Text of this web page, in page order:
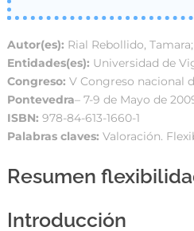
Autor(es): Rial Rebollido,
Entidades(es): Universidad de
Congreso: V Congreso nacional
Pontevedra– 7-9 de Mayo de
ISBN: 978-84-613-1660-1
Palabras claves: Valoración.
Resumen
Introducción